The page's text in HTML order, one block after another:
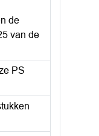
de
van de
PS